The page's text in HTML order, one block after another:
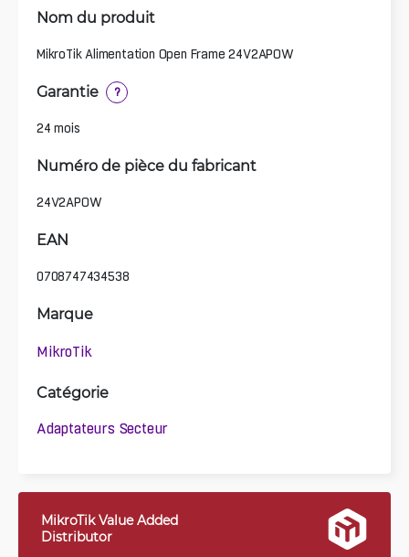
Nom du produit
MikroTik Alimentation Open Frame 24V2APOW
Garantie ?
24 mois
Numéro de pièce du fabricant
24V2APOW
EAN
0708747434538
Marque
MikroTik
Catégorie
Adaptateurs Secteur
MikroTik Value Added
Distributor